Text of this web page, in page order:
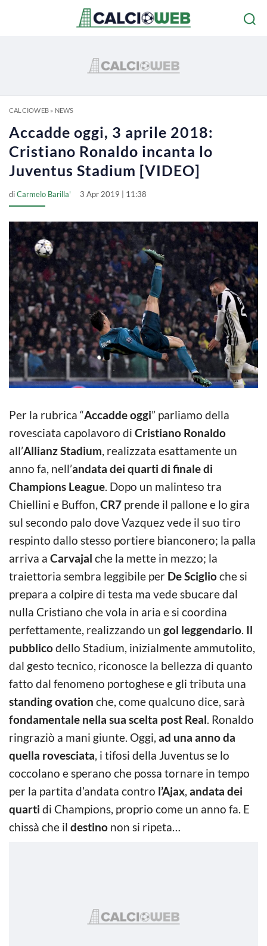
CALCIOWEB» NEWS
Accadde oggi, 3 aprile 2018:
Cristiano Ronaldo incanta lo
Juventus Stadium [VIDEO]
diCarmelo Barilla' 3 Apr 2019 | 11:38
Per la rubrica “Accadde oggi” parliamo della
rovesciata capolavoro di Cristiano Ronaldo
all’Allianz Stadium, realizzata esattamente un
anno fa, nell’andata dei quarti di finale di
Champions League. Dopo un malinteso tra
Chiellini e Buffon, CR7 prende il pallone e lo gira
sul secondo palo dove Vazquez vede il suo tiro
respinto dallo stesso portiere bianconero; la palla
arriva a Carvajal che la mette in mezzo; la
traiettoria sembra leggibile per De Sciglioche si
prepara a colpire di testa ma vede sbucare dal
nulla Cristiano che vola in aria e si coordina
perfettamente, realizzando un gol leggendario. Il
pubblicodello Stadium, inizialmente ammutolito,
dal gesto tecnico, riconosce la bellezza di quanto
fatto dal fenomeno portoghese e gli tributa una
standing ovation che, come qualcuno dice, sarà
fondamentale nella sua scelta post Real. Ronaldo
ringraziò a mani giunte. Oggi, ad una anno da
quella rovesciata, i tifosi della Juventus se lo
coccolano e sperano che possa tornare in tempo
per la partita d’andata contro l’Ajax, andata dei
quarti di Champions, proprio come un anno fa. E
chissà che il destino non si ripeta…